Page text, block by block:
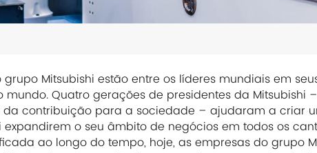
grupo Mitsubishi estão entre os líderes mundiais em
mundo. Quatro gerações de presidentes da Mitsubishi
contribuição para a sociedade – ajudaram a criar
expandirem o seu âmbito de negócios em todos os
ao longo do tempo, hoje, as empresas do grupo